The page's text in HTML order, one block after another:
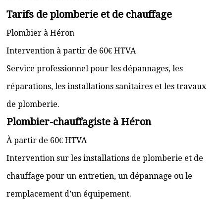
Tarifs de plomberie et de chauffage
Plombier à Héron
Intervention à partir de 60€ HTVA
Service professionnel pour les dépannages, les
réparations, les installations sanitaires et les travaux
de plomberie.
Plombier-chauffagiste à Héron
À partir de 60€ HTVA
Intervention sur les installations de plomberie et de
chauffage pour un entretien, un dépannage ou le
remplacement d’un équipement.